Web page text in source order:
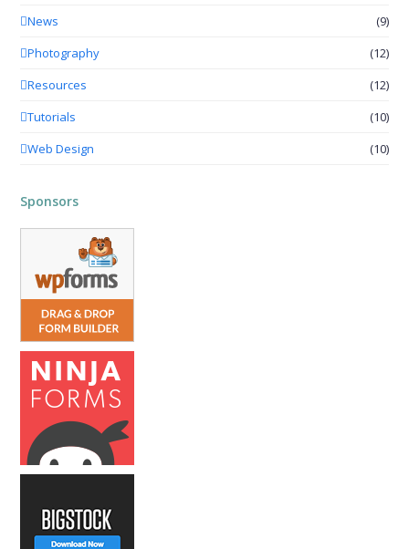
News
(9)
Photography
(12)
Resources
(12)
Tutorials
(10)
Web Design
(10)
Sponsors